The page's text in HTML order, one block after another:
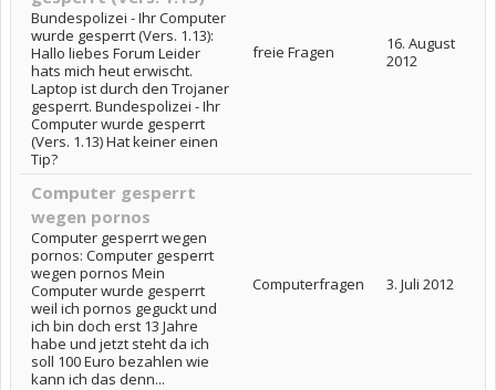
Bundespolizei - Ihr Computer
wurde gesperrt (Vers. 1.13):
Hallo liebes Forum Leider
hats mich heut erwischt.
Laptop ist durch den Trojaner
gesperrt. Bundespolizei - Ihr
Computer wurde gesperrt
(Vers. 1.13) Hat keiner einen
Tip?
freie Fragen
16. August
2012
Computer gesperrt
wegen pornos
Computer gesperrt wegen
pornos: Computer gesperrt
wegen pornos Mein
Computer wurde gesperrt
weil ich pornos geguckt und
ich bin doch erst 13 Jahre
habe und jetzt steht da ich
soll 100 Euro bezahlen wie
kann ich das denn...
Computerfragen 3. Juli 2012